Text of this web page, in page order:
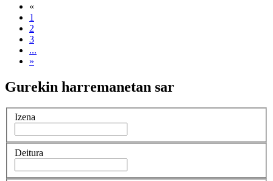
«
1
2
3
...
»
Gurekin harremanetan sar
Izena
Deitura